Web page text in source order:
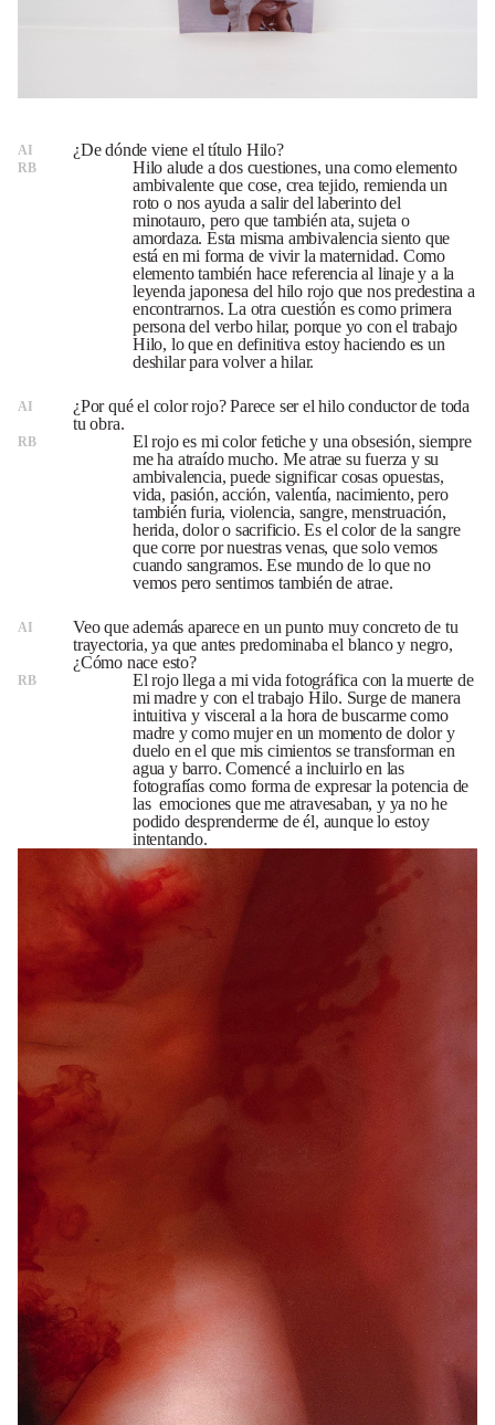
AI ¿De dónde viene el título Hilo?
RB
Hilo alude a dos cuestiones, una como elemento
ambivalente que cose, crea tejido, remienda un
roto o nos ayuda a salir del laberinto del
minotauro, pero que también ata, sujeta o
amordaza. Esta misma ambivalencia siento que
está en mi forma de vivir la maternidad. Como
elemento también hace referencia al linaje y a la
leyenda japonesa del hilo rojo que nos predestina a
encontrarnos. La otra cuestión es como primera
persona del verbo hilar, porque yo con el trabajo
Hilo, lo que en definitiva estoy haciendo es un
deshilar para volver a hilar.
AI
¿Por qué el color rojo? Parece ser el hilo conductor de toda
tu obra.
RB
El rojo es mi color fetiche y una obsesión, siempre
me ha atraído mucho. Me atrae su fuerza y su
ambivalencia, puede significar cosas opuestas,
vida, pasión, acción, valentía, nacimiento, pero
también furia, violencia, sangre, menstruación,
herida, dolor o sacrificio. Es el color de la sangre
que corre por nuestras venas, que solo vemos
cuando sangramos. Ese mundo de lo que no
vemos pero sentimos también de atrae.
AI
Veo que además aparece en un punto muy concreto de tu
trayectoria, ya que antes predominaba el blanco y negro,
¿Cómo nace esto?
RB
El rojo llega a mi vida fotográfica con la muerte de
mi madre y con el trabajo Hilo. Surge de manera
intuitiva y visceral a la hora de buscarme como
madre y como mujer en un momento de dolor y
duelo en el que mis cimientos se transforman en
agua y barro. Comencé a incluirlo en las
fotografías como forma de expresar la potencia de
las emociones que me atravesaban, y ya no he
podido desprenderme de él, aunque lo estoy
intentando.